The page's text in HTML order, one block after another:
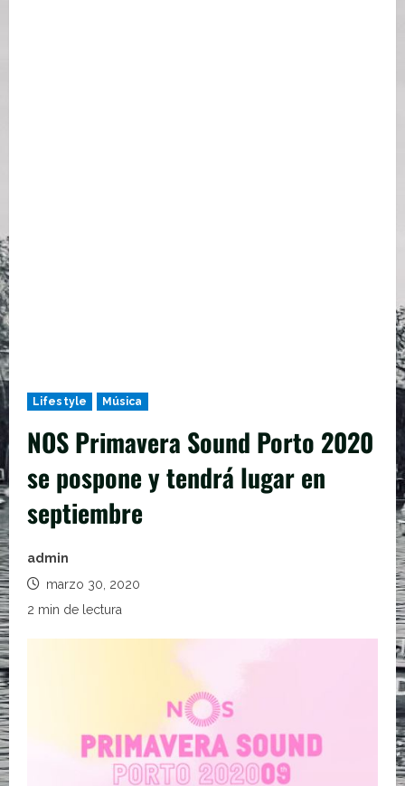
Lifestyle Música
NOS Primavera Sound Porto 2020
se pospone y tendrá lugar en
septiembre
admin
marzo 30, 2020
2 min de lectura